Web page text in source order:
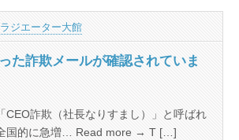
エーター大館
た詐欺メールが確認されていま
CEO詐欺（社長なりすまし）」と呼ばれ
国的に急増… Read more → T […]